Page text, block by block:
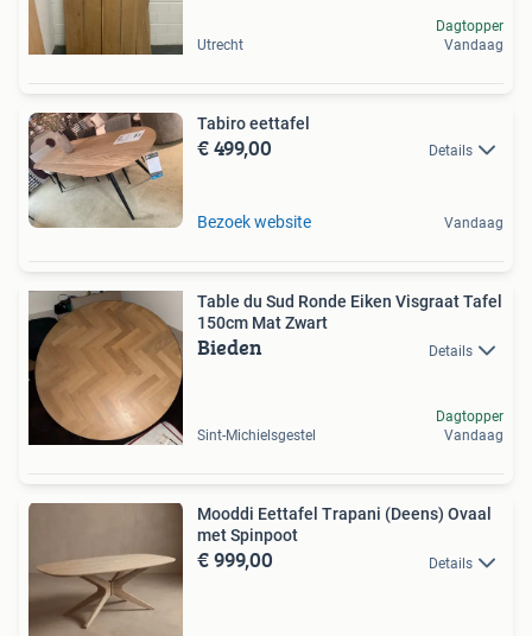
Utrecht
Dagtopper
Vandaag
Tabiro eettafel
€ 499,00 Details
Bezoek website Vandaag
Table du Sud Ronde Eiken Visgraat Tafel
150cm Mat Zwart
Bieden Details
Sint-Michielsgestel
Dagtopper
Vandaag
Mooddi Eettafel Trapani (Deens) Ovaal
met Spinpoot
€ 999,00 Details